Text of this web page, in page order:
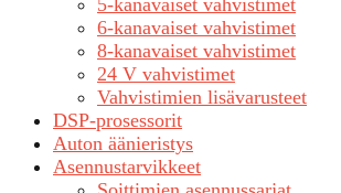
5-kanavaiset vahvistimet
6-kanavaiset vahvistimet
8-kanavaiset vahvistimet
24 V vahvistimet
Vahvistimien lisävarusteet
DSP-prosessorit
Auton äänieristys
Asennustarvikkeet